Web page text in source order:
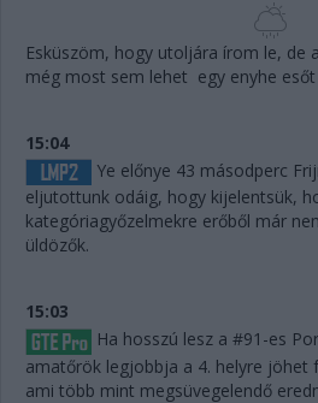
Esküszöm, hogy utoljára írom le, de
még most sem lehet egy enyhe esőt
15:04
Ye előnye 43 másodperc
eljutottunk odáig, hogy kijelentsük,
kategóriagyőzelmekre erőből már
üldözők.
15:03
Ha hosszú lesz a #91-es
amatőrök legjobbja a 4. helyre jöhet
ami több mint megsüvegelendő